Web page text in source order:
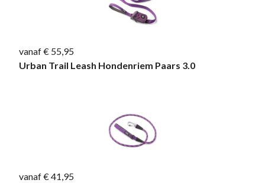
vanaf € 55,95
Urban Trail Leash Hondenriem Paars 3.0
vanaf € 41,95